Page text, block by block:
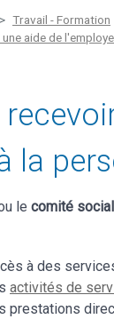
Travail - Formation
aide de
la
le comité
à des
activités de
prestations